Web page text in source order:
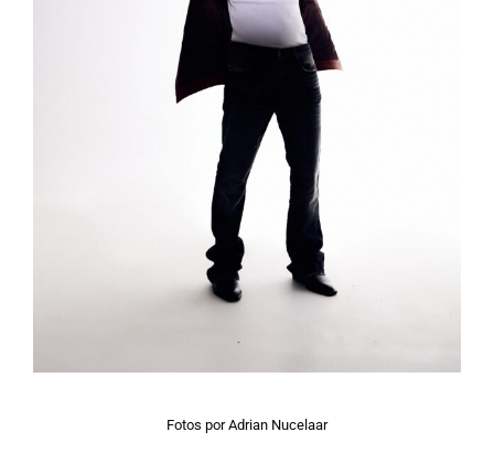
Fotos por Adrian Nucelaar